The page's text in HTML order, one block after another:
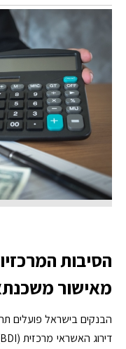
הסיבות
מאישור
הבנקים בישראל פועלים